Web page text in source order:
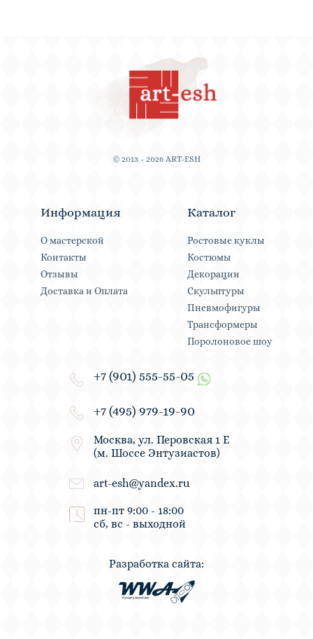
© 2013 - 2026 ART-ESH
Информация
О мастерской
Контакты
Отзывы
Доставка и Оплата
Каталог
Ростовые куклы
Костюмы
Декорации
Скульптуры
Пневмофигуры
Трансформеры
Поролоновое шоу
+7 (901) 555-55-05
+7 (495) 979-19-90
Москва, ул. Перовская 1 Е
(м. Шоссе Энтузиастов)
art-esh@yandex.ru
пн-пт 9:00 - 18:00
сб, вс - выходной
Разработка сайта: